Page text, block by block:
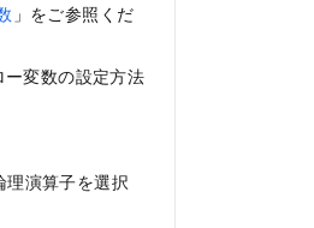
」をご参照くだ
変数の設定方法
演算子を選択